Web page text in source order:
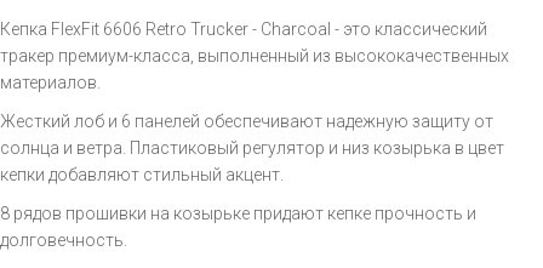
Кепка FlexFit 6606 Retro Trucker - Charcoal - это классический
тракер премиум-класса, выполненный из высококачественных
материалов.
Жесткий лоб и 6 панелей обеспечивают надежную защиту от
солнца и ветра. Пластиковый регулятор и низ козырька в цвет
кепки добавляют стильный акцент.
8 рядов прошивки на козырьке придают кепке прочность и
долговечность.